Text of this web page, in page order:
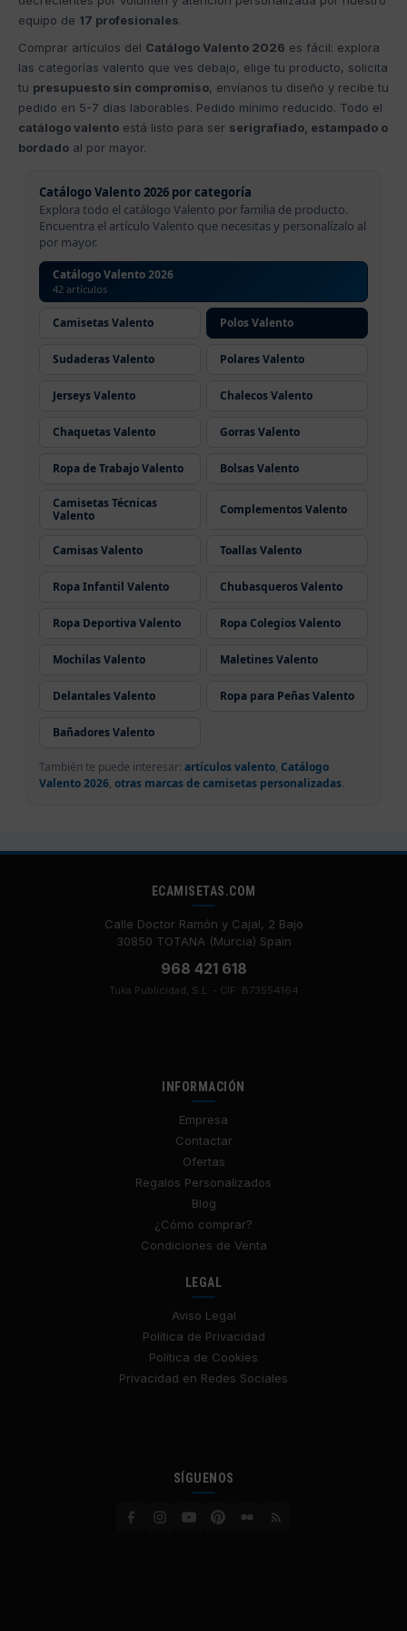
equipo de 17 profesionales.
Comprar artículos del Catálogo Valento 2026 es fácil: explora
las categorías valento que ves debajo, elige tu producto, solicita
tu presupuesto sin compromiso, envíanos tu diseño y recibe tu
pedido en 5-7 días laborables. Pedido mínimo reducido. Todo el
catálogo valento está listo para ser serigrafiado, estampado o
bordado al por mayor.
Catálogo Valento 2026 por categoría
Explora todo el catálogo Valento por familia de producto.
Encuentra el artículo Valento que necesitas y personalízalo al
por mayor.
Catálogo Valento 2026
42 artículos
Camisetas Valento Polos Valento
Sudaderas Valento Polares Valento
Jerseys Valento Chalecos Valento
Chaquetas Valento Gorras Valento
Ropa de Trabajo Valento Bolsas Valento
Camisetas Técnicas
Valento
Complementos Valento
Camisas Valento Toallas Valento
Ropa Infantil Valento Chubasqueros Valento
Ropa Deportiva Valento Ropa Colegios Valento
Mochilas Valento Maletines Valento
Delantales Valento Ropa para Peñas Valento
Bañadores Valento
También te puede interesar: artículos valento, Catálogo
Valento 2026, otras marcas de camisetas personalizadas.
ECAMISETAS.COM
Calle Doctor Ramón y Cajal, 2 Bajo
30850 TOTANA (Murcia) Spain
968 421 618
Tuka Publicidad, S.L. - CIF: B73554164
INFORMACIÓN
Empresa
Contactar
Ofertas
Regalos Personalizados
Blog
¿Cómo comprar?
Condiciones de Venta
LEGAL
Aviso Legal
Política de Privacidad
Política de Cookies
Privacidad en Redes Sociales
SÍGUENOS